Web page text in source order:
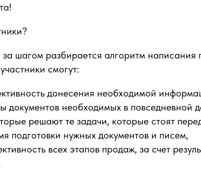
шагом разбирается алгоритм написания
смогут:
донесения необходимой
документов необходимых в повседневной
решают те задачи, которые стоят
подготовки нужных документов и писем,
всех этапов продаж, за счет